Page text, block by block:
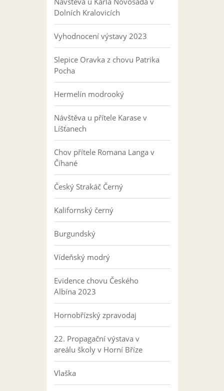
Dolních Kralovicích
Vyhodnocení výstavy 2023
Slepice Oravka z chovu Patrika
Pocha
Hermelín modrooký
Návštěva u přítele Karase v
Líšťanech
Chov přítele Romana Langa v
Číhané
Český Strakáč Černý
Kalifornský černý
Burgundský
Vídeňský modrý
Evidence chovu Českého
Albína 2023
Hornobřízský zpravodaj
22. Propagační výstava v
areálu školy v Horní Bříze
Vlaška